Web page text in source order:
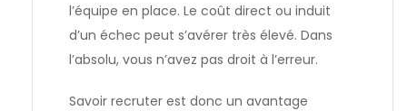
l’équipe en place. Le coût direct ou induit
d’un échec peut s’avérer très élevé. Dans
l’absolu, vous n’avez pas droit à l’erreur.
Savoir recruter est donc un avantage